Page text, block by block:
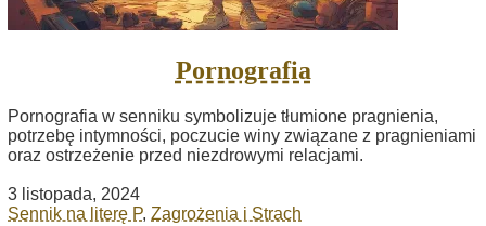
Pornografia
Pornografia w senniku symbolizuje tłumione pragnienia,
potrzebę intymności, poczucie winy związane z pragnieniami
oraz ostrzeżenie przed niezdrowymi relacjami.
3 listopada, 2024
Sennik na literę P, Zagrożenia i Strach